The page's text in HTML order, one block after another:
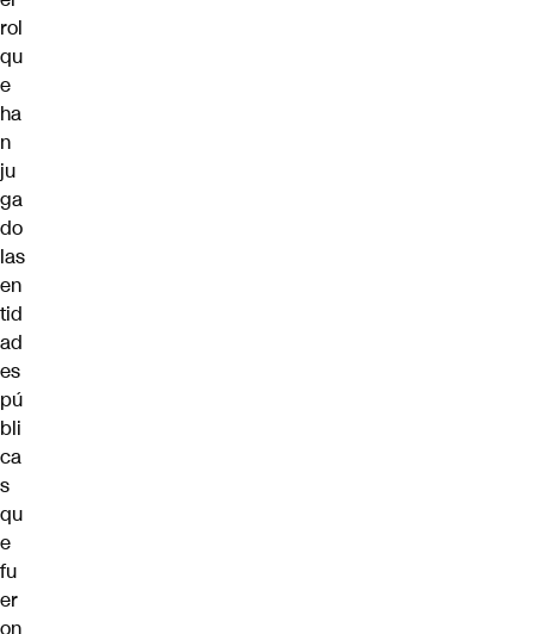
rol
qu
e
ha
n
ju
ga
do
las
en
tid
ad
es
pú
bli
ca
s
qu
e
fu
er